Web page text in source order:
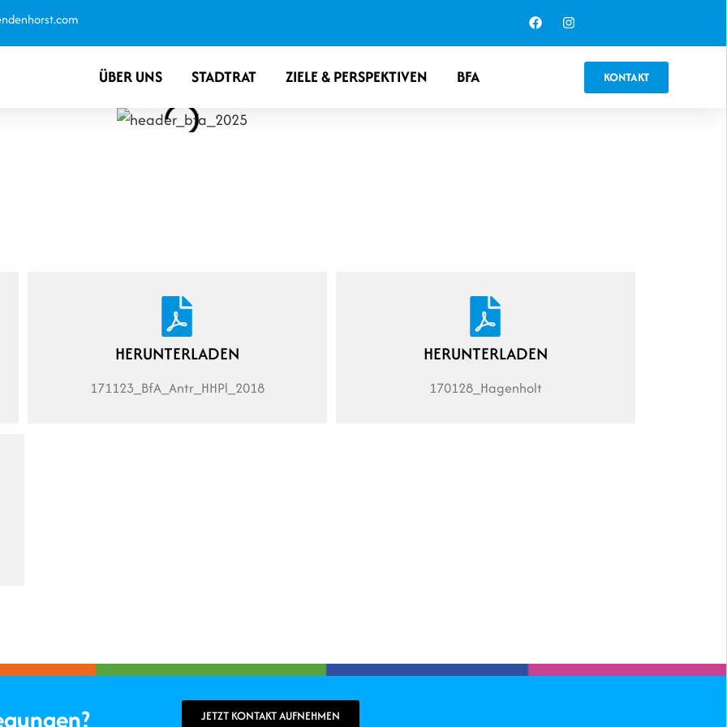
ÜBER UNS STADTRAT ZIELE & PERSPEKTIVEN BFA KONTAKT
VIELFÄLTIG. IDEENREICH.
HERUNTERLADEN
171123_BfA_Antr_HHPl_2018
HERUNTERLADEN
170128_Hagenholt
JETZT KONTAKT AUFNEHMEN